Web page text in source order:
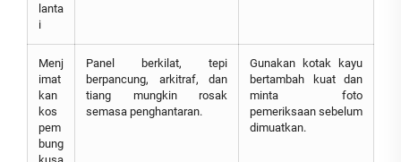
lanta
i
Menj
imat
kan
kos
pem
bung
Panel berkilat, tepi
berpancung, arkitraf, dan
tiang mungkin rosak
semasa penghantaran.
Gunakan kotak kayu
bertambah kuat dan
minta foto
pemeriksaan sebelum
dimuatkan.